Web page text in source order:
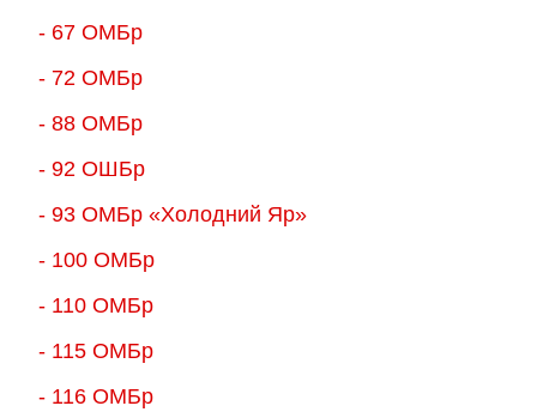
- 67 ОМБр
- 72 ОМБр
- 88 ОМБр
- 92 ОШБр
- 93 ОМБр «Холодний Яр»
- 100 ОМБр
- 110 ОМБр
- 115 ОМБр
- 116 ОМБр